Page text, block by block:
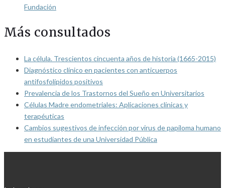
Fundación
Más consultados
La célula. Trescientos cincuenta años de historia (1665-2015)
Diagnóstico clínico en pacientes con anticuerpos
antifosfolípidos positivos
Prevalencia de los Trastornos del Sueño en Universitarios
Células Madre endometriales: Aplicaciones clínicas y
terapéuticas
Cambios sugestivos de infección por virus de papiloma humano
en estudiantes de una Universidad Pública